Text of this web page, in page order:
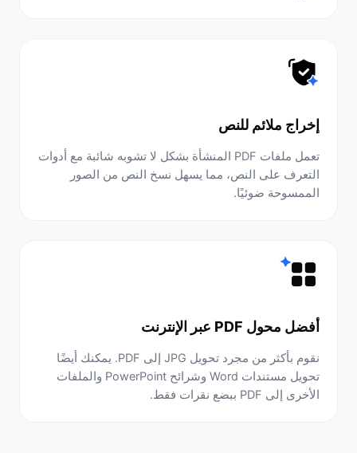
إخراج ملائم للنص
تعمل ملفات PDF المنشأة بشكل لا تشوبه شائبة مع أدوات
التعرف على النص، مما يسهل نسخ النص من الصور
الممسوحة ضوئيًا.
أفضل محول PDF عبر الإنترنت
نقوم بأكثر من مجرد تحويل JPG إلى PDF. يمكنك أيضًا
تحويل مستندات Word وشرائح PowerPoint والملفات
الأخرى إلى PDF ببضع نقرات فقط.